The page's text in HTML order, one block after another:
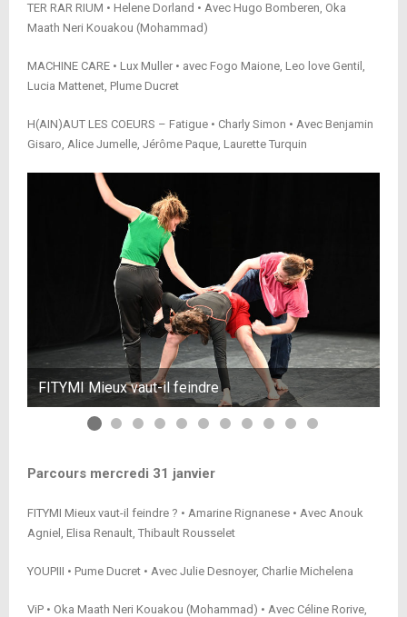
TER RAR RIUM • Helene Dorland • Avec Hugo Bomberen, Oka
Maath Neri Kouakou (Mohammad)
MACHINE CARE • Lux Muller • avec Fogo Maione, Leo love Gentil,
Lucia Mattenet, Plume Ducret
H(AIN)AUT LES COEURS – Fatigue • Charly Simon • Avec Benjamin
Gisaro, Alice Jumelle, Jérôme Paque, Laurette Turquin
FITYMI Mieux vaut-il feindre
Parcours mercredi 31 janvier
FITYMI Mieux vaut-il feindre ? • Amarine Rignanese • Avec Anouk
Agniel, Elisa Renault, Thibault Rousselet
YOUPIII • Pume Ducret • Avec Julie Desnoyer, Charlie Michelena
ViP • Oka Maath Neri Kouakou (Mohammad) • Avec Céline Rorive,